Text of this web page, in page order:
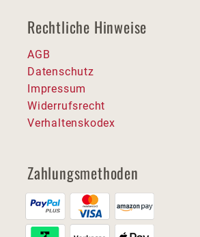
Rechtliche Hinweise
AGB
Datenschutz
Impressum
Widerrufsrecht
Verhaltenskodex
Zahlungsmethoden